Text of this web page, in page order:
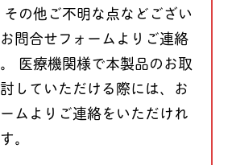
その他ご不明な点などござい
問合せフォームよりご連絡
医療機関様で本製品のお取
していただける際には、お
ムよりご連絡をいただけれ
。